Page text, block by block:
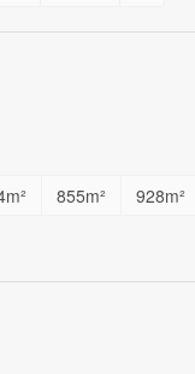
855m²
928m²